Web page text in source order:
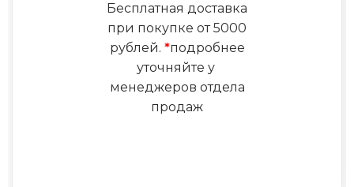
Бесплатная доставка
при покупке от 5000
рублей. *подробнее
уточняйте у
менеджеров отдела
продаж